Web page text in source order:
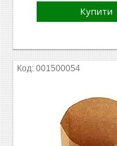
Купити
001500054